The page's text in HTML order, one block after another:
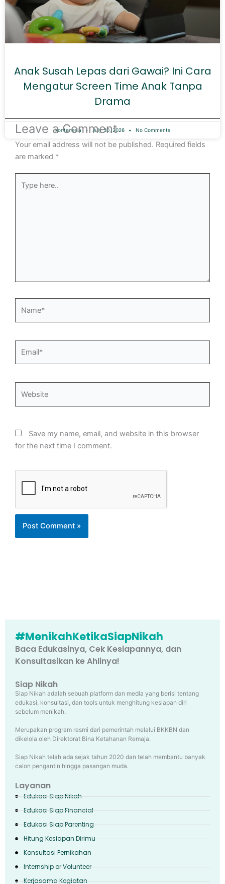
Anak Susah Lepas dari Gawai? Ini Cara
Mengatur Screen Time Anak Tanpa
Drama
kontenesia July 30, 2026 No Comments
Leave a Comment
Your email address will not be published. Required fields
are marked *
here..
Save my name, email, and website in this browser
for the next time I comment.
#MenikahKetikaSiapNikah
Baca Edukasinya, Cek Kesiapannya, dan
Konsultasikan ke Ahlinya!
Siap Nikah
Siap Nikah adalah sebuah platform dan media yang berisi tentang
edukasi, konsultasi, dan tools untuk menghitung kesiapan diri
sebelum menikah.
Merupakan program resmi dari pemerintah melalui BKKBN dan
dikelola oleh Direktorat Bina Ketahanan Remaja.
Siap Nikah telah ada sejak tahun 2020 dan telah membantu banyak
calon pengantin hingga pasangan muda.
Layanan
Edukasi Siap Nikah
Edukasi Siap Financial
Edukasi Siap Parenting
Hitung Kesiapan Dirimu
Konsultasi Pernikahan
Internship or Volunteer
Kerjasama Kegiatan